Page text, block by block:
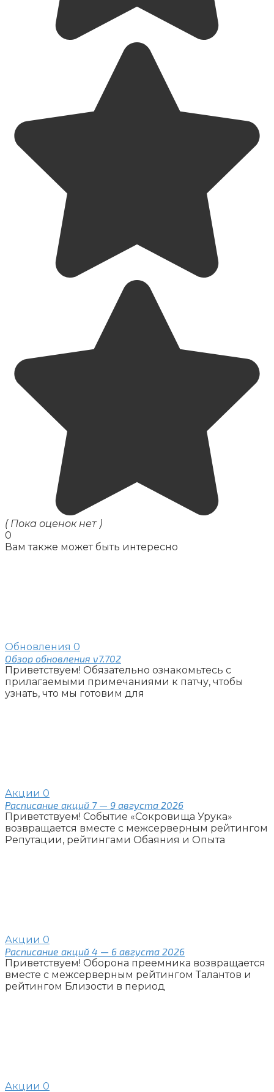
( Пока оценок нет )
0
Вам также может быть интересно
Обновления 0
Обзор обновления v7.702
Приветствуем! Обязательно ознакомьтесь с
прилагаемыми примечаниями к патчу, чтобы
узнать, что мы готовим для
Акции 0
Расписание акций 7 — 9 августа 2026
Приветствуем! Событие «Сокровища Урука»
возвращается вместе с межсерверным рейтингом
Репутации, рейтингами Обаяния и Опыта
Акции 0
Расписание акций 4 — 6 августа 2026
Приветствуем! Оборона преемника возвращается
вместе с межсерверным рейтингом Талантов и
рейтингом Близости в период
Акции 0